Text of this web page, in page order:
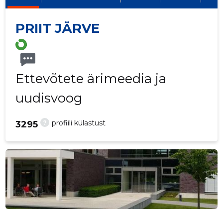
PRIIT JÄRVE
Ettevõtete ärimeedia ja
uudisvoog
? profiili külastust
3295